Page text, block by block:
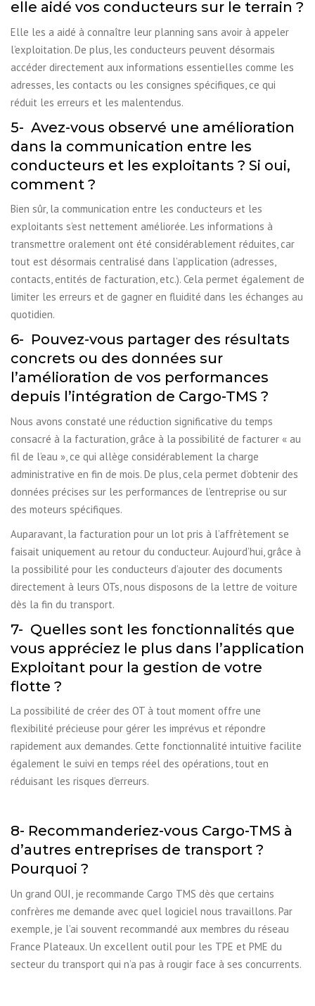
elle aidé vos conducteurs sur le terrain ?
Elle les a aidé à connaître leur planning sans avoir à appeler
l’exploitation. De plus, les conducteurs peuvent désormais
accéder directement aux informations essentielles comme les
adresses, les contacts ou les consignes spécifiques, ce qui
réduit les erreurs et les malentendus.
5- Avez-vous observé une amélioration
dans la communication entre les
conducteurs et les exploitants ? Si oui,
comment ?
Bien sûr, la communication entre les conducteurs et les
exploitants s’est nettement améliorée. Les informations à
transmettre oralement ont été considérablement réduites, car
tout est désormais centralisé dans l’application (adresses,
contacts, entités de facturation, etc.). Cela permet également de
limiter les erreurs et de gagner en fluidité dans les échanges au
quotidien.
6- Pouvez-vous partager des résultats
concrets ou des données sur
l’amélioration de vos performances
depuis l’intégration de Cargo-TMS ?
Nous avons constaté une réduction significative du temps
consacré à la facturation, grâce à la possibilité de facturer « au
fil de l’eau », ce qui allège considérablement la charge
administrative en fin de mois. De plus, cela permet d’obtenir des
données précises sur les performances de l’entreprise ou sur
des moteurs spécifiques.
Auparavant, la facturation pour un lot pris à l’affrètement se
faisait uniquement au retour du conducteur. Aujourd’hui, grâce à
la possibilité pour les conducteurs d’ajouter des documents
directement à leurs OTs, nous disposons de la lettre de voiture
dès la fin du transport.
7- Quelles sont les fonctionnalités que
vous appréciez le plus dans l’application
Exploitant pour la gestion de votre
flotte ?
La possibilité de créer des OT à tout moment offre une
flexibilité précieuse pour gérer les imprévus et répondre
rapidement aux demandes. Cette fonctionnalité intuitive facilite
également le suivi en temps réel des opérations, tout en
réduisant les risques d’erreurs.
8- Recommanderiez-vous Cargo-TMS à
d’autres entreprises de transport ?
Pourquoi ?
Un grand OUI, je recommande Cargo TMS dès que certains
confrères me demande avec quel logiciel nous travaillons. Par
exemple, je l’ai souvent recommandé aux membres du réseau
France Plateaux. Un excellent outil pour les TPE et PME du
secteur du transport qui n’a pas à rougir face à ses concurrents.